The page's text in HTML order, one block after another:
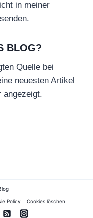
in meiner
BLOG?
Quelle bei
neuesten Artikel
angezeigt.
Policy Cookies löschen